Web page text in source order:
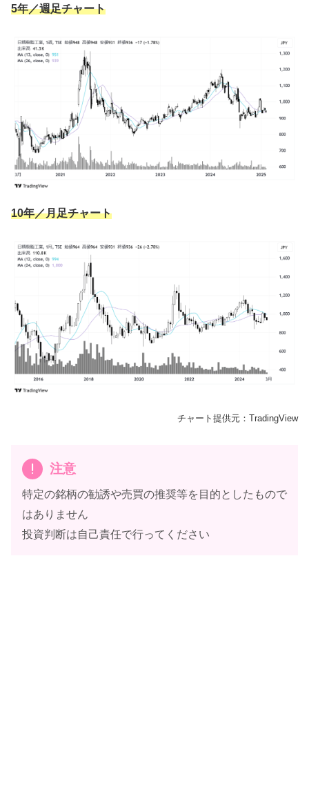
5年／週足チャート
10年／月足チャート
チャート提供元：TradingView
注意
特定の銘柄の勧誘や売買の推奨等を目的としたもので
はありません
投資判断は自己責任で行ってください